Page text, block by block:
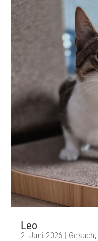
Leo
2. Juni 2026 | Gesuch,